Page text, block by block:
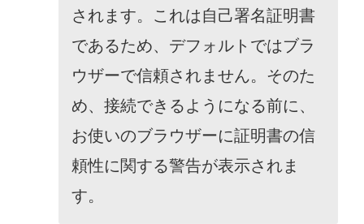
されます。これは自己署名証明書
であるため、デフォルトではブラ
ウザーで信頼されません。そのた
め、接続できるようになる前に、
お使いのブラウザーに証明書の信
頼性に関する警告が表示されま
す。